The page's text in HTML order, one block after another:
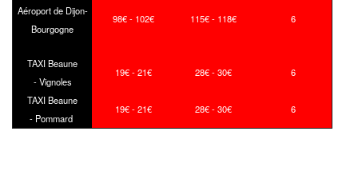
Aéroport de Dijon-
Bourgogne
98€ - 102€ 115€ - 118€ 6
TAXI Beaune
- Vignoles
19€ - 21€ 28€ - 30€ 6
TAXI Beaune
- Pommard
19€ - 21€ 28€ - 30€ 6